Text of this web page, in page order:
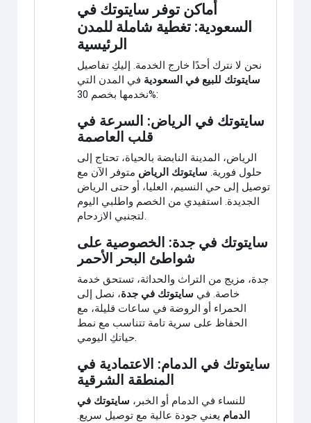
أماكن توفر سايتوتك في
السعودية: تغطية شاملة للمدن
الرئيسية
نحن لا نترك أحدًا خارج الخدمة. إليكِ تفاصيل
سايتوتك للبيع في السعودية في المدن التي
نخدمها بخصم 30%:
سايتوتك في الرياض: السرعة في
قلب العاصمة
الرياض، المدينة النابضة بالحياة، تحتاج إلى
حلول فورية. سايتوتك الرياض متوفر الآن مع
توصيل إلى حي النسيم، العليا، أو حتى الرياض
الجديدة. استفيدي من الخصم واطلبي اليوم
لتجنبي الازدحام.
سايتوتك في جدة: الخصوصية على
شواطئ البحر الأحمر
جدة، مزيج من التراث والحداثة، تستحق خدمة
خاصة. في سايتوتك في جدة، نصل إلى
الحمراء أو الروضة في ساعات قليلة، مع
الحفاظ على سرية تامة تتناسب مع نمط
حياتكِ اليومي.
سايتوتك في الدمام: الاعتمادية في
المنطقة الشرقية
للنساء في الدمام أو الخبر، سايتوتك في
الدمام يعني جودة عالية مع توصيل سريع.